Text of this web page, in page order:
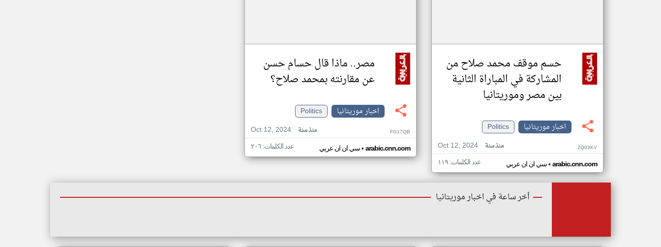
حسم موقف محمد صلاح من
المشاركة في المباراة الثانية
بين مصر وموريتانيا
اخبار موريتانيا
Politics
Oct 12, 2024
منذ سنة ZQ93KV
سي ان ان عربي• arabic.cnn.com عدد الكلمات: ١١٩
مصر.. ماذا قال حسام حسن
عن مقارنته بمحمد صلاح؟
اخبار موريتانيا
Politics
Oct 12, 2024
منذ سنة FG17QB
سي ان ان عربي• arabic.cnn.com عدد الكلمات: ٢٠٦
أخر ساعة في اخبار موريتانيا